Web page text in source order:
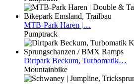
MTB-Park Haren |…
Pumptrack
Dirtpark Beckum, Turbomatik…
Mountainbike